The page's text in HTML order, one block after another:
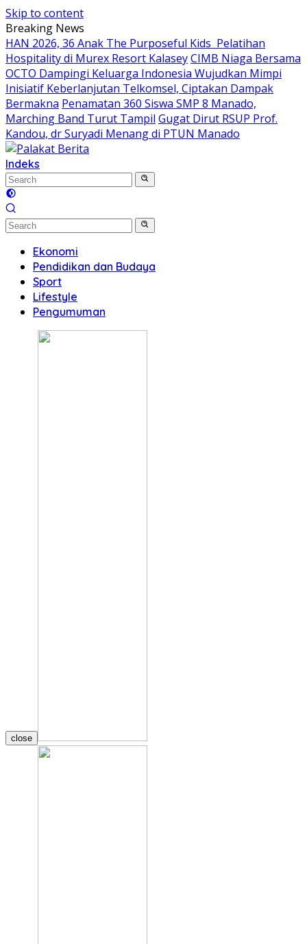
Skip to content
Breaking News
HAN 2026, 36 Anak The Purposeful Kids Pelatihan
Hospitality di Murex Resort KalaseyCIMB Niaga Bersama
OCTO Dampingi Keluarga Indonesia Wujudkan Mimpi
Inisiatif Keberlanjutan Telkomsel, Ciptakan Dampak
Bermakna Penamatan 360 Siswa SMP 8 Manado,
Marching Band Turut Tampil Gugat Dirut RSUP Prof.
Kandou, dr Suryadi Menang di PTUN Manado
Indeks
Ekonomi
Pendidikan dan Budaya
Sport
Lifestyle
Pengumuman
close